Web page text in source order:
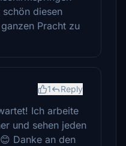
diesen
Pracht zu
1 Reply
Ich arbeite
und sehen jeden
Danke an den